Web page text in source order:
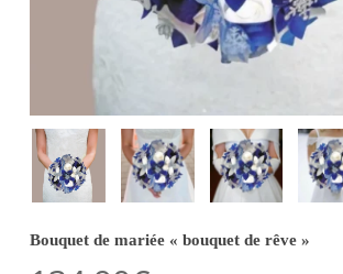
Bouquet de mariée « bouquet de rêve »